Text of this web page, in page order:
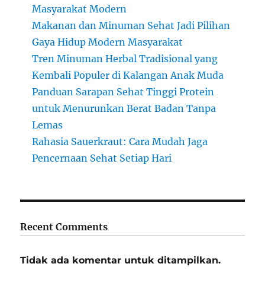
Masyarakat Modern
Makanan dan Minuman Sehat Jadi Pilihan
Gaya Hidup Modern Masyarakat
Tren Minuman Herbal Tradisional yang
Kembali Populer di Kalangan Anak Muda
Panduan Sarapan Sehat Tinggi Protein
untuk Menurunkan Berat Badan Tanpa
Lemas
Rahasia Sauerkraut: Cara Mudah Jaga
Pencernaan Sehat Setiap Hari
Recent Comments
Tidak ada komentar untuk ditampilkan.